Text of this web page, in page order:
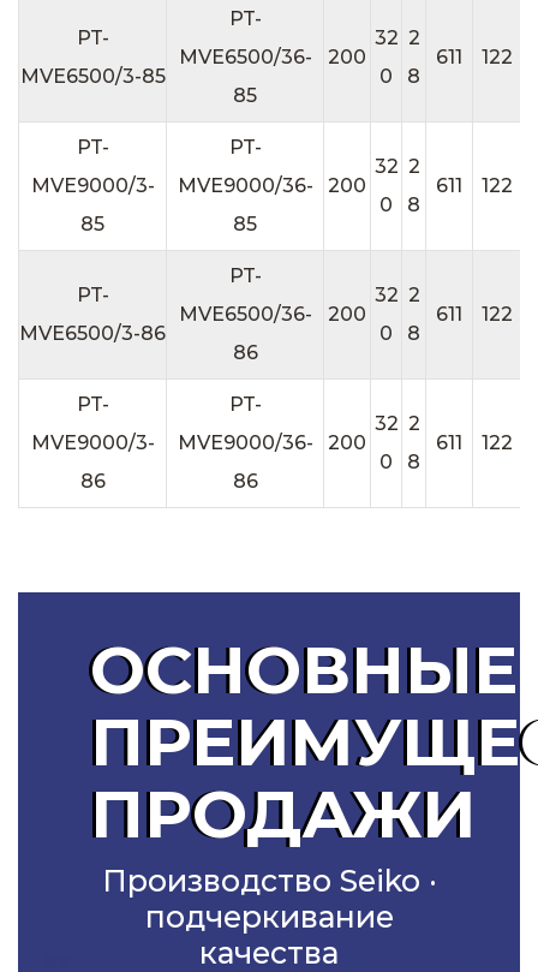
PT-
MVE6500/3-85
PT-
MVE6500/36-
85
200
32
0
2
8
611 122
PT-
MVE9000/3-
85
PT-
MVE9000/36-
85
200
32
0
2
8
611 122
PT-
MVE6500/3-86
PT-
MVE6500/36-
86
200
32
0
2
8
611 122
PT-
MVE9000/3-
86
PT-
MVE9000/36-
86
200
32
0
2
8
611 122
ОСНОВНЫЕ
ПРОДАЖИ
Производство Seiko ·
подчеркивание
качества